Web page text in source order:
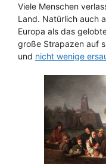
Viele Menschen
Land. Natürlich auch
Europa als das
große Strapazen auf
und nicht wenige